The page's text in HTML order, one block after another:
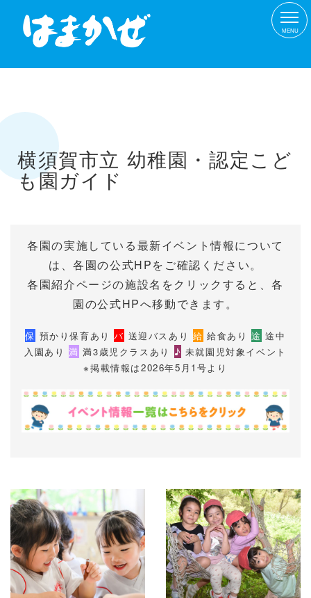
MENU
横須賀市立 幼稚園・認定こど
も園ガイド
各園の実施している最新イベント情報について
は、各園の公式HPをご確認ください。
各園紹介ページの施設名をクリックすると、各
園の公式HPへ移動できます。
保 預かり保育ありバ 送迎バスあり 給 給食あり途 途中
入園あり満 満3歳児クラスあり ♪ 未就園児対象イベント
※掲載情報は2026年5月1号より